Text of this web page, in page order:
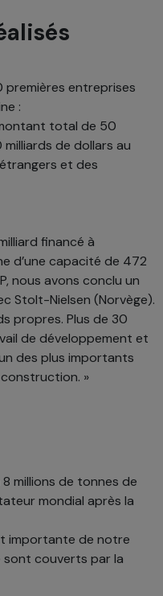
premières entreprises
:
total de 50
milliards de dollars au
et des
financé à
d’une capacité de 472
nous avons conclu un
Stolt-Nielsen (Norvège).
propres. Plus de 30
de développement et
des plus importants
»
millions de tonnes de
mondial après la
importante de notre
sont couverts par la